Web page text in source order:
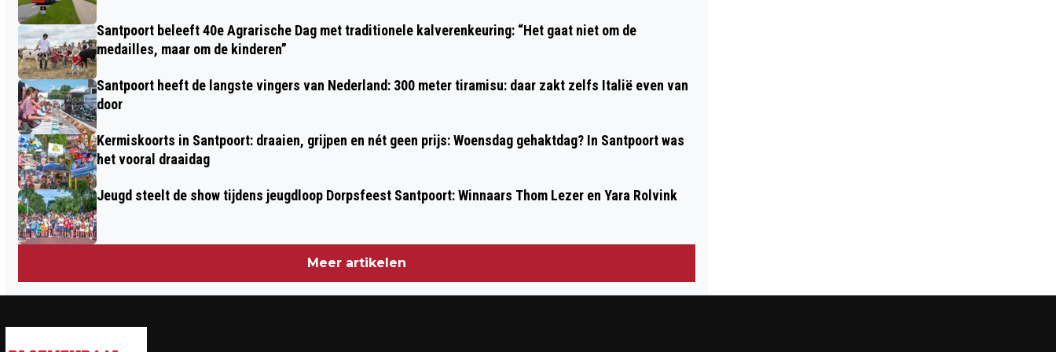
SLAAT ALS ZE KONINGIN ZIJN
Santpoort beleeft 40e Agrarische Dag met traditionele kalverenkeuring: “Het gaat niet om de
medailles, maar om de kinderen”
Santpoort heeft de langste vingers van Nederland: 300 meter tiramisu: daar zakt zelfs Italië even van
door
Kermiskoorts in Santpoort: draaien, grijpen en nét geen prijs: Woensdag gehaktdag? In Santpoort was
het vooral draaidag
Jeugd steelt de show tijdens jeugdloop Dorpsfeest Santpoort: Winnaars Thom Lezer en Yara Rolvink
Meer artikelen